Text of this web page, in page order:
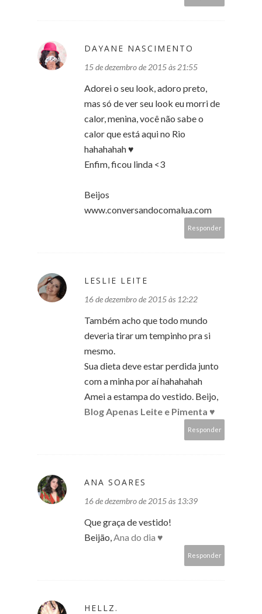
DAYANE NASCIMENTO
15 de dezembro de 2015 às 21:55
Adorei o seu look, adoro preto,
mas só de ver seu look eu morri de
calor, menina, você não sabe o
calor que está aqui no Rio
hahahahah ♥
Enfim, ficou linda <3
Beijos
www.conversandocomalua.com
Responder
LESLIE LEITE
16 de dezembro de 2015 às 12:22
Também acho que todo mundo
deveria tirar um tempinho pra si
mesmo.
Sua dieta deve estar perdida junto
com a minha por aí hahahahah
Amei a estampa do vestido. Beijo,
Blog Apenas Leite e Pimenta ♥
Responder
ANA SOARES
16 de dezembro de 2015 às 13:39
Que graça de vestido!
Beijão, Ana do dia ♥
Responder
HELLZ.